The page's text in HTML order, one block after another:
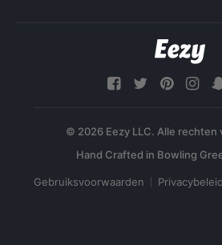
© 2026 Eezy LLC. Alle rechten
Gebruiksvoorwaarden Privacybeleid